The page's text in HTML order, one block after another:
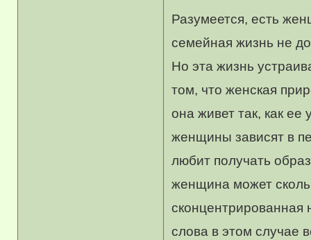
Разумеется, есть
семейная жизнь не
Но эта жизнь
том, что женская
она живет так, как ее
женщины зависят в
любит получать
женщина может
сконцентрированная
слова в этом случае